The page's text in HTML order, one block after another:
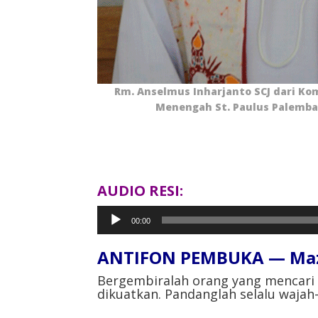
Rm. Anselmus Inharjanto SCJ dari
Menengah St. Paulus
AUDIO RESI:
Pemutar
Audio
00:00
ANTIFON PEMBUKA —
Bergembiralah orang yang
dikuatkan. Pandanglah selalu